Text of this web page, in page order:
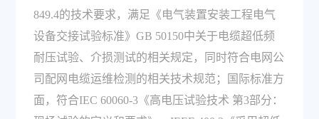
849.4的技术要求，满足《电气装置安装工程电气
设备交接试验标准》GB 50150中关于电缆超低频
耐压试验、介损测试的相关规定，同时符合电网公
司配网电缆运维检测的相关技术规范；国际标准方
面，符合IEC 60060-3《高电压试验技术 第3部分：